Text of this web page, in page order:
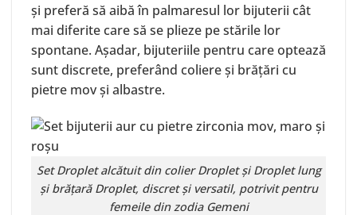
și preferă să aibă în palmaresul lor bijuterii cât
mai diferite care să se plieze pe stările lor
spontane. Așadar, bijuteriile pentru care optează
sunt discrete, preferând coliere și brățări cu
pietre mov și albastre.
Set Droplet alcătuit din colierDropletși Droplet lung
și brățară Droplet, discret și versatil, potrivit pentru
femeile din zodia Gemeni